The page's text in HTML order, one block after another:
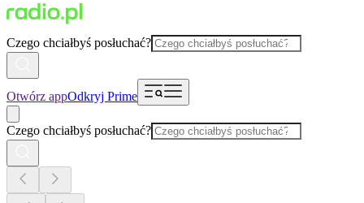
Czego chciałbyś posłuchać?
Otwórz appOdkryj Prime
Czego chciałbyś posłuchać?